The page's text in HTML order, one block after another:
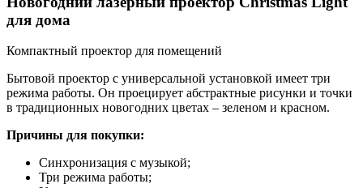
для дома
Компактный проектор для помещений
Бытовой проектор с универсальной установкой имеет три
режима работы. Он проецирует абстрактные рисунки и точки
в традиционных новогодних цветах – зеленом и красном.
Причины для покупки:
Синхронизация с музыкой;
Три режима работы;